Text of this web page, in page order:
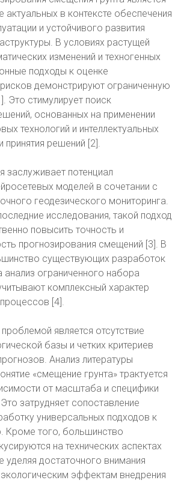
актуальных в контексте обеспечения
и устойчивого развития
В условиях растущей
изменений и техногенных
подходы к оценке
демонстрируют ограниченную
Это стимулирует поиск
основанных на применении
технологий и интеллектуальных
принятия решений [2].
заслуживает потенциал
моделей в сочетании с
геодезического мониторинга.
исследования, такой подход
повысить точность и
прогнозирования смещений [3]. В
существующих разработок
анализ ограниченного набора
комплексный характер
[4].
является отсутствие
базы и четких критериев
Анализ литературы
«смещение грунта» трактуется
от масштаба и специфики
затрудняет сопоставление
универсальных подходов к
Кроме того, большинство
на технических аспектах
уделяя достаточного внимания
эффектам внедрения